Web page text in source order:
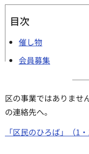
目次
催し物
会員募集
区の事業ではありませ
の連絡先へ。
「区民のひろば」（1